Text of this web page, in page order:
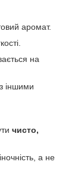
аромат.
на
іншими
чисто,
а не